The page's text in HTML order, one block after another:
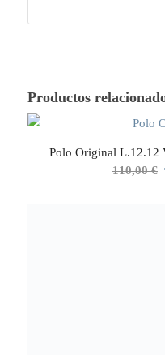
Productos
Polo Original L.12.12
110,00€